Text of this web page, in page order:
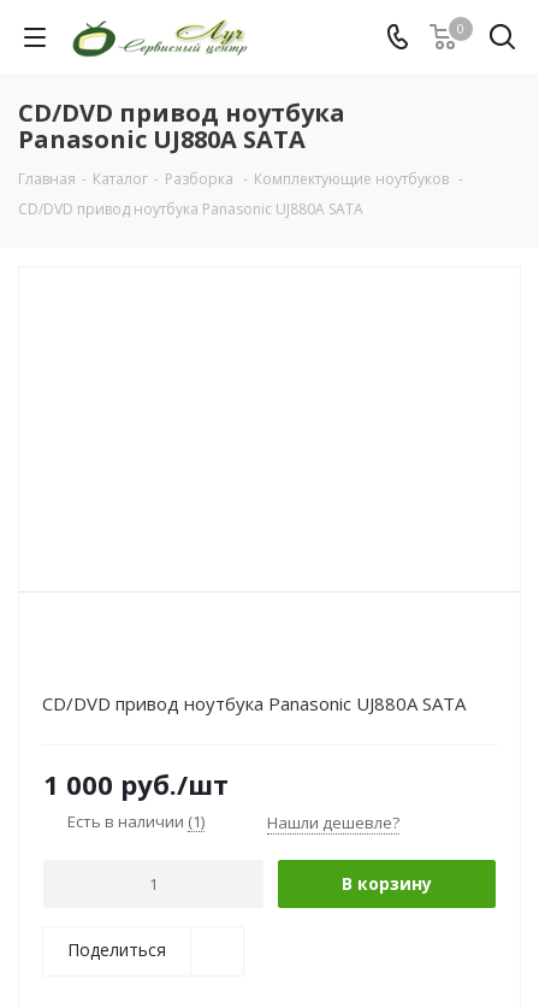
0
СD/DVD привод ноутбука
Panasonic UJ880A SATA
Главная - Каталог - Разборка - Комплектующие ноутбуков -
СD/DVD привод ноутбука Panasonic UJ880A SATA
СD/DVD привод ноутбука Panasonic UJ880A SATA
1 000 руб./шт
Есть в наличии (1) Нашли дешевле?
В корзину
Поделиться